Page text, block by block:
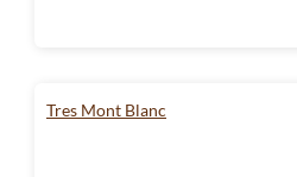
Tres Mont Blanc